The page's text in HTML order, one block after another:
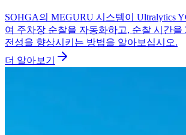
SOHGA의 MEGURU 시스템이 Ultralytics
여 주차장 순찰을 자동화하고, 순찰 시간을
전성을 향상시키는 방법을 알아보십시오.
더 알아보기